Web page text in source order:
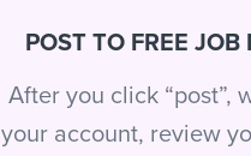
POST TO FREE JOB
After you click “post”,
your account, review